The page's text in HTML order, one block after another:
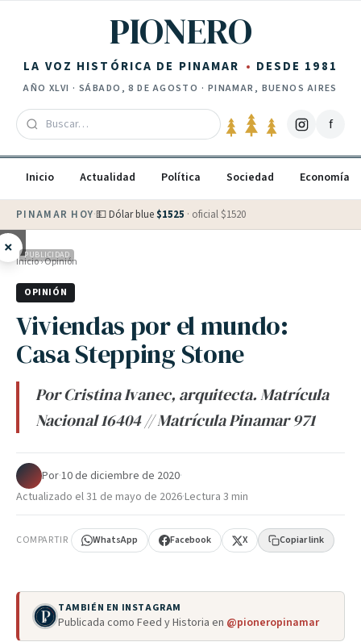
PIONERO
LA VOZ HISTÓRICA DE PINAMAR DESDE 1981
AÑO XLVI · SÁBADO, 8 DE AGOSTO · PINAMAR, BUENOS AIRES
f
Inicio Actualidad Política Sociedad Economía
PINAMAR HOY·💵 Dólar blue $1525 · oficial $1520
× PUBLICIDAD
Inicio›Opinión
OPINIÓN
Viviendas por el mundo:
Casa Stepping Stone
Por Cristina Ivanec, arquitecta. Matrícula
Nacional 16404 // Matrícula Pinamar 971
Por·10 de diciembre de 2020·
Actualizado el31 de mayo de 2026·Lectura 3 min
COMPARTIR WhatsApp Facebook X Copiar link
TAMBIÉN EN INSTAGRAM
Publicada como Feed y Historia en @pioneropinamar